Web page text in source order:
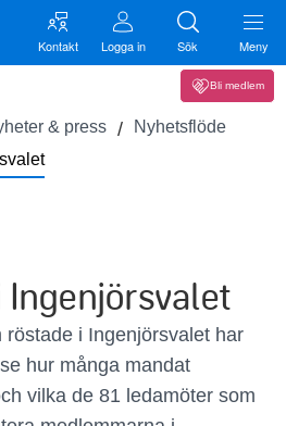
Kontakt Logga in Sök Meny
Bli medlem
& press
Nyhetsflöde
Ingenjörsvalet
röstade i Ingenjörsvalet har
hur många mandat
vilka de 81 ledamöter som